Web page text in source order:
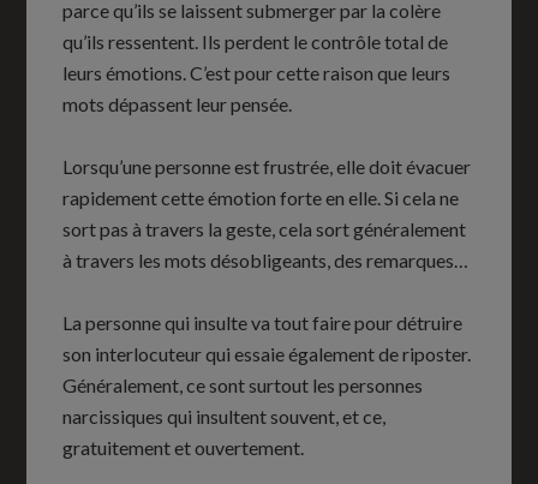
parce qu’ils se laissent submerger par la colère
qu’ils ressentent. Ils perdent le contrôle total de
leurs émotions. C’est pour cette raison que leurs
mots dépassent leur pensée.
Lorsqu’une personne est frustrée, elle doit évacuer
rapidement cette émotion forte en elle. Si cela ne
sort pas à travers la geste, cela sort généralement
à travers les mots désobligeants, des remarques…
La personne qui insulte va tout faire pour détruire
son interlocuteur qui essaie également de riposter.
Généralement, ce sont surtout les personnes
narcissiques qui insultent souvent, et ce,
gratuitement et ouvertement.